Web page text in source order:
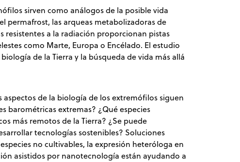
sirven como análogos de la posible vida
permafrost, las arqueas metabolizadoras de
resistentes a la radiación proporcionan pistas
como Marte, Europa o Encélado. El estudio
de la Tierra y la búsqueda de vida más allá
de la biología de los extremófilos siguen
barométricas extremas? ¿Qué especies
más remotos de la Tierra? ¿Se puede
tecnologías sostenibles? Soluciones
no cultivables, la expresión heteróloga en
asistidos por nanotecnología están ayudando a